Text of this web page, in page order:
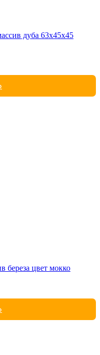
дуба 63х45х45
береза цвет мокко